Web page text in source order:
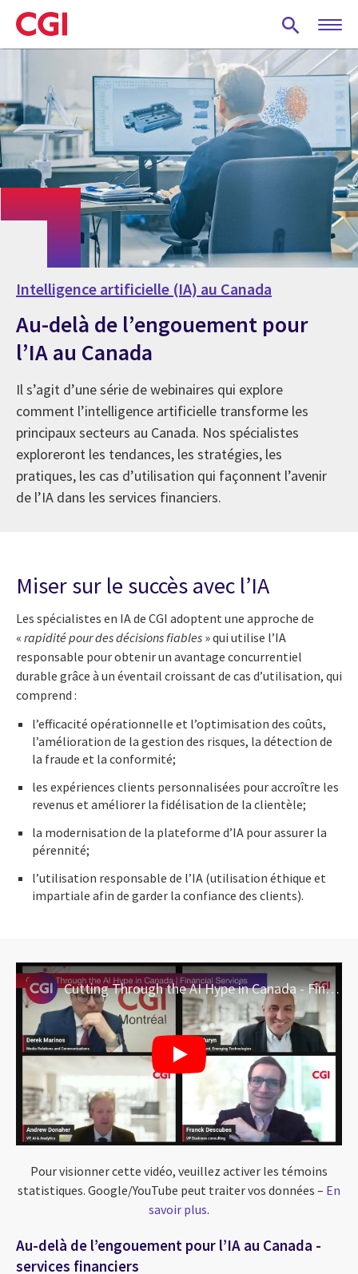
Skip
to
main
Intelligence artificielle (IA) au Canada
Au-delà de l’engouement pour
l’IA au Canada
Il s’agit d’une série de webinaires qui explore
comment l’intelligence artificielle transforme les
principaux secteurs au Canada. Nos spécialistes
exploreront les tendances, les stratégies, les
pratiques, les cas d’utilisation qui façonnent l’avenir
de l’IA dans les services financiers.
Miser sur le succès avec l’IA
Les spécialistes en IA de CGI adoptent une approche de
« rapidité pour des décisions fiables » qui utilise l’IA
responsable pour obtenir un avantage concurrentiel
durable grâce à un éventail croissant de cas d’utilisation, qui
comprend :
l’efficacité opérationnelle et l’optimisation des coûts,
l’amélioration de la gestion des risques, la détection de
la fraude et la conformité;
les expériences clients personnalisées pour accroître les
revenus et améliorer la fidélisation de la clientèle;
la modernisation de la plateforme d’IA pour assurer la
pérennité;
l’utilisation responsable de l’IA (utilisation éthique et
impartiale afin de garder la confiance des clients).
Cutting Through the AI Hype in Canada - Financial Services
Pour visionner cette vidéo, veuillez activer les témoins
statistiques. Google/YouTube peut traiter vos données – En
savoir plus.
Au-delà de l’engouement pour l’IA au Canada -
services financiers